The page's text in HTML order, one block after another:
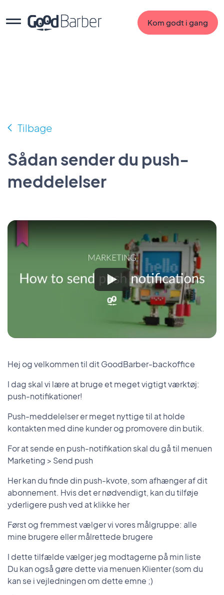
Kom godt i gang
Tilbage
Sådan sender du push-
meddelelser
Hej og velkommen til dit GoodBarber-backoffice
I dag skal vi lære at bruge et meget vigtigt værktøj:
push-notifikationer!
Push-meddelelser er meget nyttige til at holde
kontakten med dine kunder og promovere din butik.
For at sende en push-notifikation skal du gå til menuen
Marketing > Send push
Her kan du finde din push-kvote, som afhænger af dit
abonnement. Hvis det er nødvendigt, kan du tilføje
yderligere push ved at klikke her
Først og fremmest vælger vi vores målgruppe: alle
mine brugere eller målrettede brugere
I dette tilfælde vælger jeg modtagerne på min liste
Du kan også gøre dette via menuen Klienter (som du
kan se i vejledningen om dette emne ;)